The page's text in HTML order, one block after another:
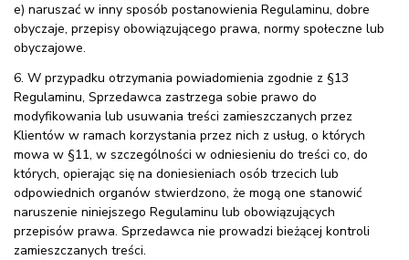
e) naruszać w inny sposób postanowienia Regulaminu, dobre
obyczaje, przepisy obowiązującego prawa, normy społeczne lub
obyczajowe.
6. W przypadku otrzymania powiadomienia zgodnie z §13
Regulaminu, Sprzedawca zastrzega sobie prawo do
modyfikowania lub usuwania treści zamieszczanych przez
Klientów w ramach korzystania przez nich z usług, o których
mowa w §11, w szczególności w odniesieniu do treści co, do
których, opierając się na doniesieniach osób trzecich lub
odpowiednich organów stwierdzono, że mogą one stanowić
naruszenie niniejszego Regulaminu lub obowiązujących
przepisów prawa. Sprzedawca nie prowadzi bieżącej kontroli
zamieszczanych treści.